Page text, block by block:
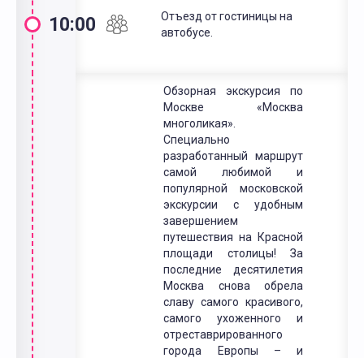
10:00
Отъезд от гостиницы на
автобусе.
Обзорная экскурсия по
Москве «Москва
многоликая».
Специально
разработанный маршрут
самой любимой и
популярной московской
экскурсии с удобным
завершением
путешествия на Красной
площади столицы! За
последние десятилетия
Москва снова обрела
славу самого красивого,
самого ухоженного и
отреставрированного
города Европы – и